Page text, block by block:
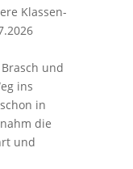
Klassen-
und
ins
in
die
und